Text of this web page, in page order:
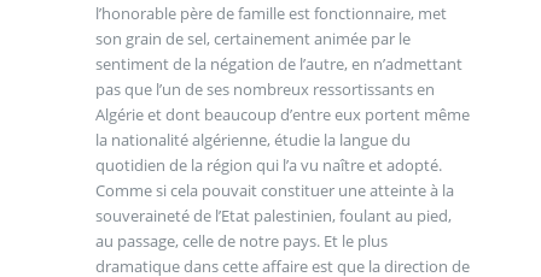
l’honorable père de famille est fonctionnaire, met
son grain de sel, certainement animée par le
sentiment de la négation de l’autre, en n’admettant
pas que l’un de ses nombreux ressortissants en
Algérie et dont beaucoup d’entre eux portent même
la nationalité algérienne, étudie la langue du
quotidien de la région qui l’a vu naître et adopté.
Comme si cela pouvait constituer une atteinte à la
souveraineté de l’Etat palestinien, foulant au pied,
au passage, celle de notre pays. Et le plus
dramatique dans cette affaire est que la direction de